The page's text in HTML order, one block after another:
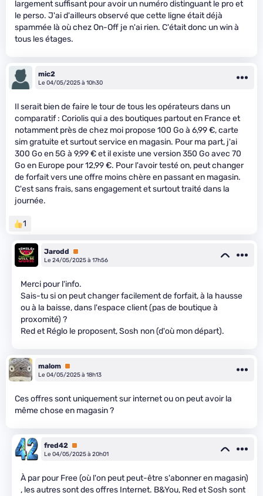
largement suffisant pour avoir un numéro distinguant le pro et
le perso. J'ai d'ailleurs observé que cette ligne était déjà
spammée là où chez On-Off je n'ai rien. C'était donc un win à
tous les étages.
mic2
Le 04/05/2025 à 10h30
Il serait bien de faire le tour de tous les opérateurs dans un
comparatif : Coriolis qui a des boutiques partout en France et
notamment près de chez moi propose 100 Go à 6,99 €, carte
sim gratuite et surtout service en magasin. Pour ma part, j'ai
300 Go en 5G à 9,99 € et il existe une version 350 Go avec 70
Go en Europe pour 12,99 €. Pour l'avoir testé on, peut changer
de forfait vers une offre moins chère en passant en magasin.
C'est sans frais, sans engagement et surtout traité dans la
journée.
1
Jarodd
Premium
Le 24/05/2025 à 17h56
Merci pour l'info.
Sais-tu si on peut changer facilement de forfait, à la hausse
ou à la baisse, dans l'espace client (pas de boutique à
proxomité) ?
Red et Réglo le proposent, Sosh non (d'où mon départ).
malom Premium
Le 04/05/2025 à 18h13
Ces offres sont uniquement sur internet ou on peut avoir la
même chose en magasin ?
fred42 Premium
Le 04/05/2025 à 20h01
À par pour Free (où l'on peut peut-être s'abonner en magasin)
, les autres sont des offres Internet. B&You, Red et Sosh sont